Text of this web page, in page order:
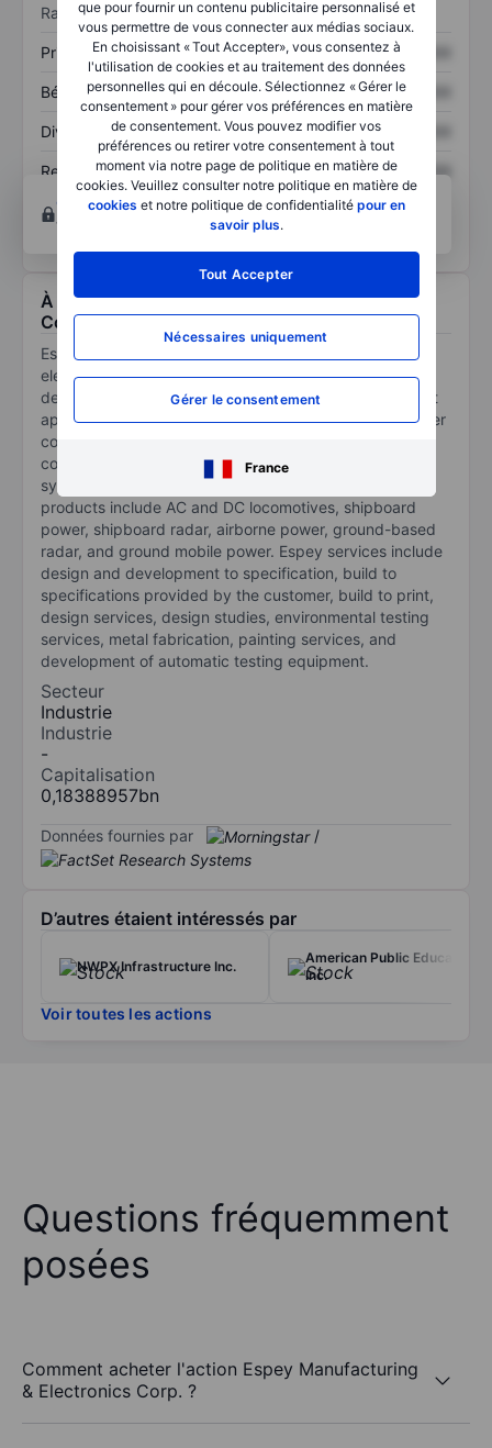
que pour fournir un contenu publicitaire personnalisé et
vous permettre de vous connecter aux médias sociaux.
En choisissant « Tout Accepter», vous consentez à
l'utilisation de cookies et au traitement des données
personnelles qui en découle. Sélectionnez « Gérer le
consentement » pour gérer vos préférences en matière
de consentement. Vous pouvez modifier vos
préférences ou retirer votre consentement à tout
moment via notre page de politique en matière de
cookies. Veuillez consulter notre politique en matière de
cookies et notre politique de confidentialité pour en
savoir plus.
Tout Accepter
Nécessaires uniquement
Gérer le consentement
France
Ratios
Prix / ventes XXXXXXX XXXXXXX
Bénéfice par action XXXXXXX XXXXXXX
Dividende par action XXXXXXX
Rendement des
capitaux propres
XXXXXXX
XXXXXXX
Ouvrir un compte pour accéder à d’autres outils
techniques et d’analyses.
À propos Espey Manufacturing & Electronics
Corp.
Espey Manufacturing & Electronics Corp is a power
electronics design and OEM manufacturing company
delivering products for military and severe environment
applications. Its products include power supplies, power
converters, filters, power transformers, magnetic
components, power distribution equipment, UPS
systems, and antennas. The applications of these
products include AC and DC locomotives, shipboard
power, shipboard radar, airborne power, ground-based
radar, and ground mobile power. Espey services include
design and development to specification, build to
specifications provided by the customer, build to print,
design services, design studies, environmental testing
services, metal fabrication, painting services, and
development of automatic testing equipment.
Secteur
Industrie
Industrie
-
Capitalisation
0,18388957bn
Données fournies par /
D’autres étaient intéressés par
NWPX Infrastructure Inc.
American Public Education
Inc.
Voir toutes les actions
Questions fréquemment
posées
Comment acheter l'action Espey Manufacturing
& Electronics Corp. ?